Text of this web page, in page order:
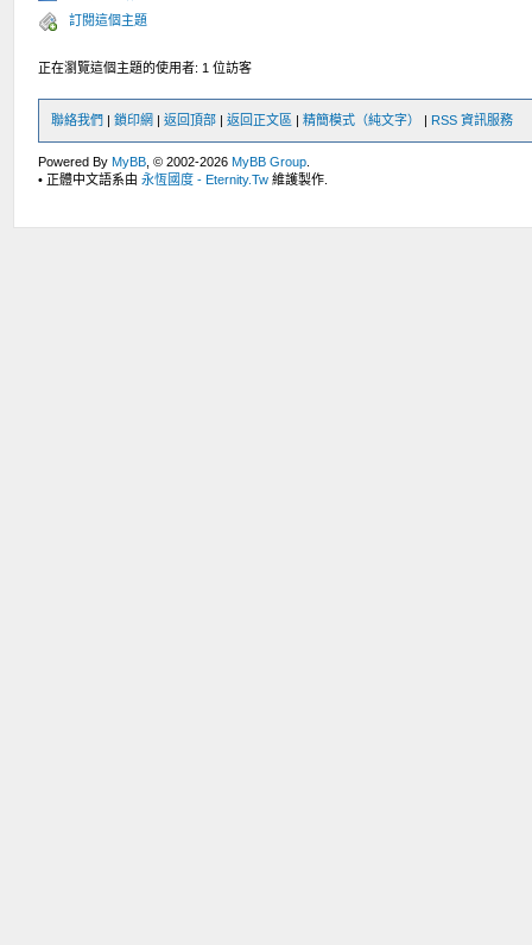
訂閱這個主題
正在瀏覽這個主題的使用者: 1 位訪客
聯絡我們 |鎖印網 |返回頂部 |返回正文區 |精簡模式（純文字） | RSS 資訊服務
Powered ByMyBB , © 2002-2026MyBB Group
• 正體中文語系由永恆國度 - Eternity.Tw 維護製作.